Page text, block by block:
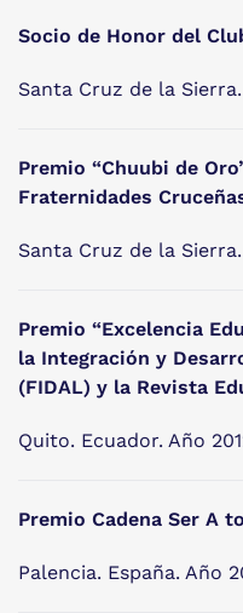
Socio de Honor del
Santa Cruz de la Sierra.
Premio “Chuubi de
Fraternidades
Santa Cruz de la Sierra.
Premio “Excelencia
la Integración y
(FIDAL) y la Revista
Quito. Ecuador. Año
Premio Cadena Ser A
Palencia. España. Año